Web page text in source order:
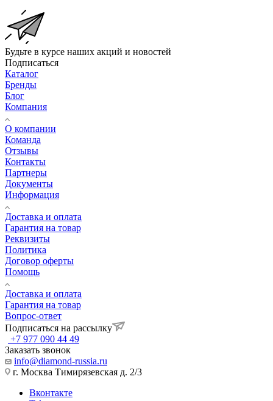
Будьте в курсе наших акций и новостей
Подписаться
Каталог
Бренды
Блог
Компания
О компании
Команда
Отзывы
Контакты
Партнеры
Документы
Информация
Доставка и оплата
Гарантия на товар
Реквизиты
Политика
Договор оферты
Помощь
Доставка и оплата
Гарантия на товар
Вопрос-ответ
Подписаться на рассылку
+7 977 090 44 49
Заказать звонок
info@diamond-russia.ru
г. Москва Тимирязевская д. 2/3
Вконтакте